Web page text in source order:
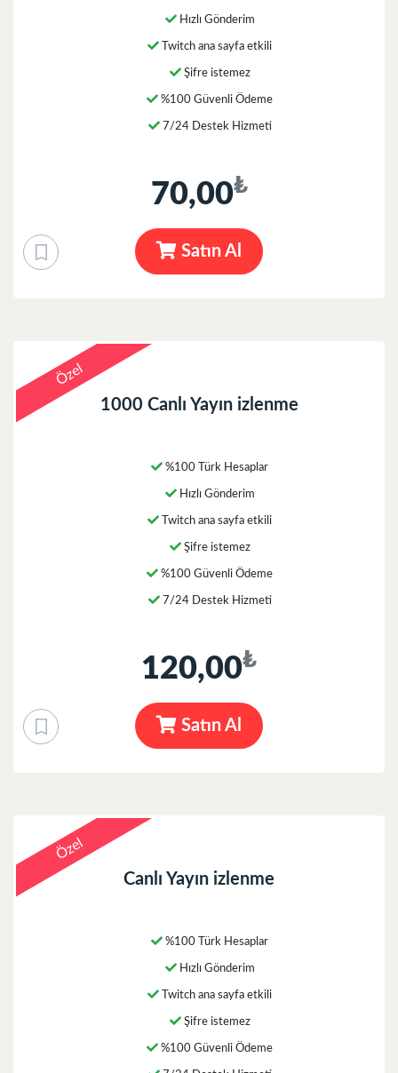
Hızlı Gönderim
Twitch ana sayfa etkili
Şifre istemez
%100 Güvenli Ödeme
7/24 Destek Hizmeti
70,00₺
Satın Al
Özel
1000 Canlı Yayın izlenme
%100 Türk Hesaplar
Hızlı Gönderim
Twitch ana sayfa etkili
Şifre istemez
%100 Güvenli Ödeme
7/24 Destek Hizmeti
120,00₺
Satın Al
Özel
Canlı Yayın izlenme
%100 Türk Hesaplar
Hızlı Gönderim
Twitch ana sayfa etkili
Şifre istemez
%100 Güvenli Ödeme